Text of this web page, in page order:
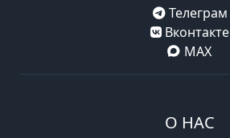
Телеграм
Вконтакте
MAX
О НАС